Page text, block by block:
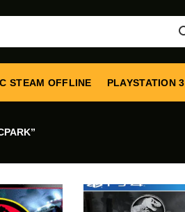
STEAM OFFLINE PLAYSTATION 3